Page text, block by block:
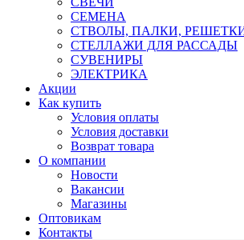
СЕМЕНА
СТВОЛЫ, ПАЛКИ,
СТЕЛЛАЖИ ДЛЯ РАССАДЫ
СУВЕНИРЫ
ЭЛЕКТРИКА
Акции
Как купить
Условия оплаты
Условия доставки
Возврат товара
О компании
Новости
Вакансии
Магазины
Оптовикам
Контакты